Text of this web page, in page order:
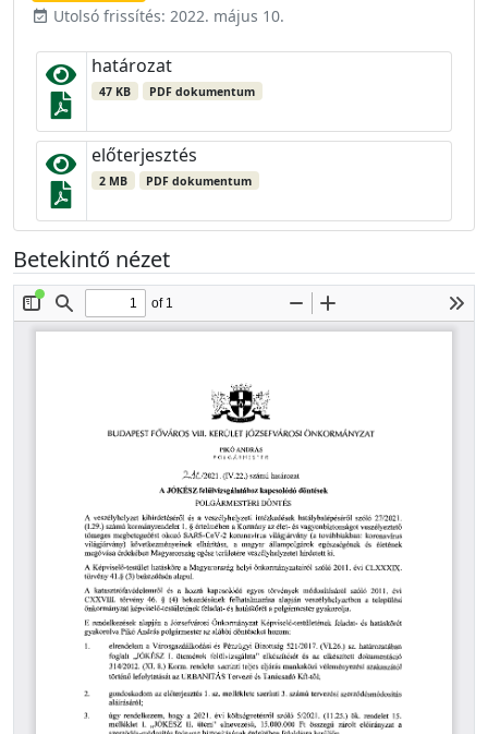
event_available Utolsó frissítés: 2022. május 10.
határozat
47 KB PDF dokumentum
előterjesztés
2 MB PDF dokumentum
Betekintő nézet